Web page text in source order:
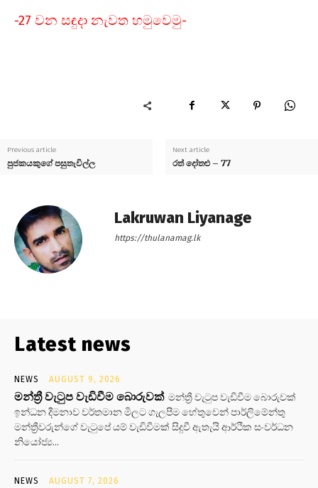
-27 වන සඳුදා නැවත හමුවෙමු-
Previous article
පුජකයකුගේ පසුතැවිල්ල
Next article
රත් දෝතළු – 77
Lakruwan Liyanage
https://thulanamag.lk
Latest news
NEWS AUGUST 9, 2026
මන්ත්‍රී වැටුප වැඩිවීම බොරුවක් මන්ත්‍රී වැටුප වැඩිවීම බොරුවක්
ඉන්ධන දීමනාව වර්තමාන මිලට ගැලපීම හේතුවෙන් පාර්ලිමේන්තු
මන්ත්‍රීවරුන්ගේ වැටුපේ යම් වැඩිවීමක් සිදුවී ඇතැයි ආර්ථික සංවර්ධන
නියෝජ්‍ය...
NEWS AUGUST 7, 2026